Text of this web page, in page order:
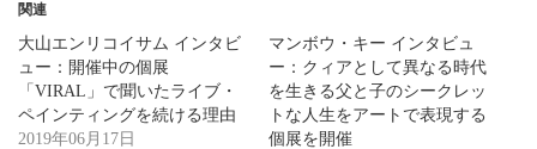
関連
大山エンリコイサム インタビ
ュー：開催中の個展
「VIRAL」で聞いたライブ・
ペインティングを続ける理由
2019年06月17日
マンボウ・キー インタビュ
ー：クィアとして異なる時代
を生きる父と子のシークレッ
トな人生をアートで表現する
個展を開催